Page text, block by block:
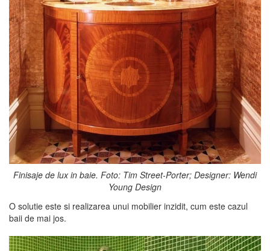
Finisaje de lux in baie. Foto: Tim Street-Porter; Designer: Wendi
Young Design
O solutie este si realizarea unui mobilier inzidit, cum este cazul
baii de mai jos.